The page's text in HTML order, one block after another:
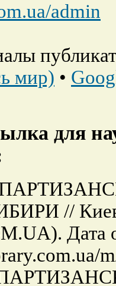
admin
мир) •
для
// Киев:
Дата